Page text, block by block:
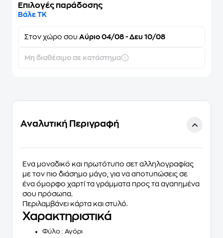
Επιλογές παράδοσης
Βάλε ΤΚ
Στον χώρο σου Αύριο 04/08 - Δευ 10/08
Μη διαθέσιμο σε κατάστημα
Αναλυτική Περιγραφή
Ένα μοναδικό και πρωτότυπο σετ αλληλογραφίας
με τον πιο διάσημο μάγο, για να αποτυπώσεις σε
ένα όμορφο χαρτί τα γράμματα προς τα αγαπημένα
σου πρόσωπα.
Περιλαμβάνει κάρτα και στυλό.
Χαρακτηριστικά
Φύλο : Αγόρι